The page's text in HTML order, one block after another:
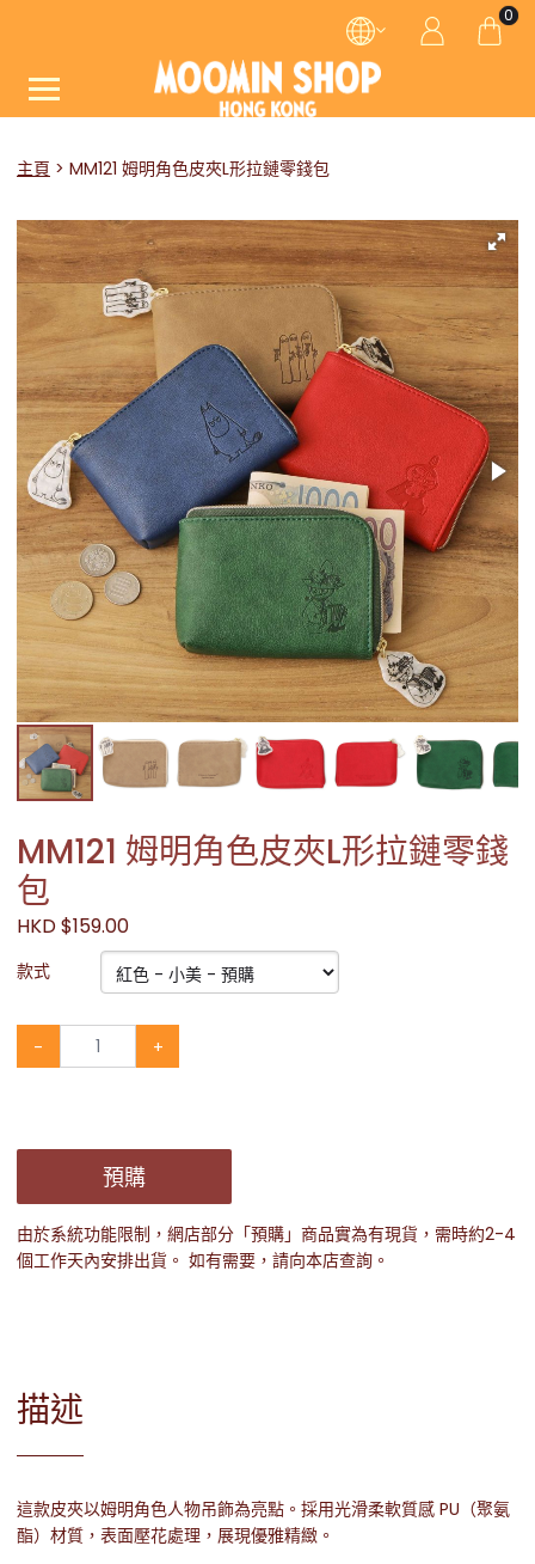
0
主頁 MM121 姆明角色皮夾L形拉鏈零錢包
MM121 姆明角色皮夾L形拉鏈零錢
包
HKD $159.00
款式
- +
預購
由於系統功能限制，網店部分「預購」商品實為有現貨，需時約2-4
個工作天內安排出貨。 如有需要，請向本店查詢。
描述
這款皮夾以姆明角色人物吊飾為亮點。採用光滑柔軟質感 PU（聚氨
酯）材質，表面壓花處理，展現優雅精緻。